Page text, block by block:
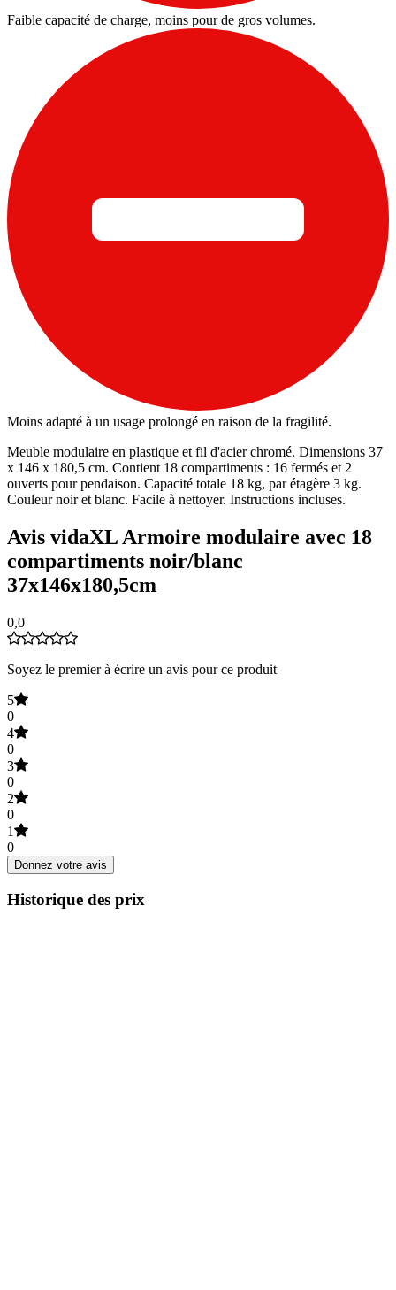
Faible capacité de charge, moins pour de gros volumes.
Moins adapté à un usage prolongé en raison de la fragilité.
Meuble modulaire en plastique et fil d'acier chromé. Dimensions 37
x 146 x 180,5 cm. Contient 18 compartiments : 16 fermés et 2
ouverts pour pendaison. Capacité totale 18 kg, par étagère 3 kg.
Couleur noir et blanc. Facile à nettoyer. Instructions incluses.
Avis vidaXL Armoire modulaire avec 18
compartiments noir/blanc
37x146x180,5cm
0,0
Soyez le premier à écrire un avis pour ce produit
5
0
4
0
3
0
2
0
1
0
Donnez votre avis
Historique des prix